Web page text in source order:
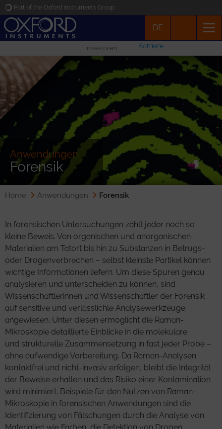
Part of the Oxford Instruments Group
Applications
News
Veranstaltungen
Kontakt
DE
Investoren Karriere
Anwendungen
Forensik
Home Anwendungen Forensik
In forensischen Untersuchungen zählt jeder noch so
kleine Beweis. Von organischen und anorganischen
Materialien am Tatort bis hin zu Substanzen in Betrugs-
oder Drogenverbrechen – selbst kleinste Partikel können
wichtige Informationen liefern. Um diese Spuren genau
analysieren und unterscheiden zu können, sind
Wissenschaftlerinnen und Wissenschaftler der Forensik
auf sensitive und verlässlichle Analysewerkzeuge
angewiesen. Unter diesen ermöglicht die Raman-
Mikroskopie detaillierte Einblicke in die molekulare
und strukturelle Zusammensetzung in fast jeder Probe –
ohne aufwendige Vorbereitung. Da Raman-Analysen
kontaktfrei und nicht-invasiv erfolgen, bleibt die Integrität
der Beweise erhalten und das Risiko einer Kontamination
wird minimiert. Beispiele für den Nutzen von Raman-
Mikroskopie in forensischen Anwendungen sind die
Identifizierung von Fälschungen durch die Analyse von